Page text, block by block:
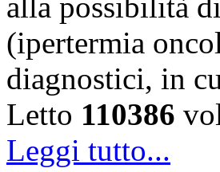
(ipertermia
diagnostici, in
Letto 110386
Leggi tutto...